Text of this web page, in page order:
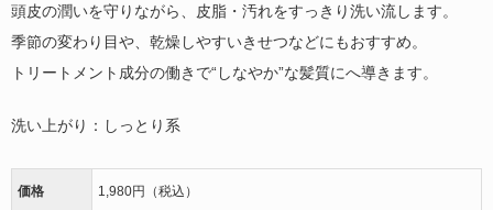
頭皮の潤いを守りながら、皮脂・汚れをすっきり洗い流します。
季節の変わり目や、乾燥しやすいきせつなどにもおすすめ。
トリートメント成分の働きで“しなやか”な髪質にへ導きます。
洗い上がり：しっとり系
価格 1,980円（税込）